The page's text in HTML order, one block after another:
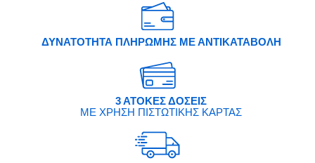
ΔΥΝΑΤΟΤΗΤΑ ΠΛΗΡΩΜΗΣ ΜΕ ΑΝΤΙΚΑΤΑΒΟΛΗ
3 ΑΤΟΚΕΣ ΔΟΣΕΙΣ
ΜΕ ΧΡΗΣΗ ΠΙΣΤΩΤΙΚΗΣ ΚΑΡΤΑΣ